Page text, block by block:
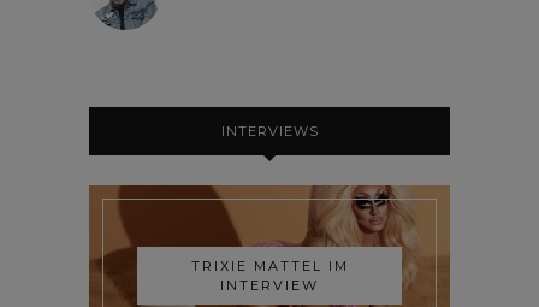
INTERVIEWS
TRIXIE MATTEL IM
INTERVIEW